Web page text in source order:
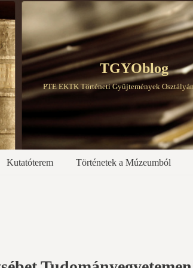
TGYOblog
PTE EKTK Történeti Gyűjtemények
Kutatóterem Történetek a Múzeumból